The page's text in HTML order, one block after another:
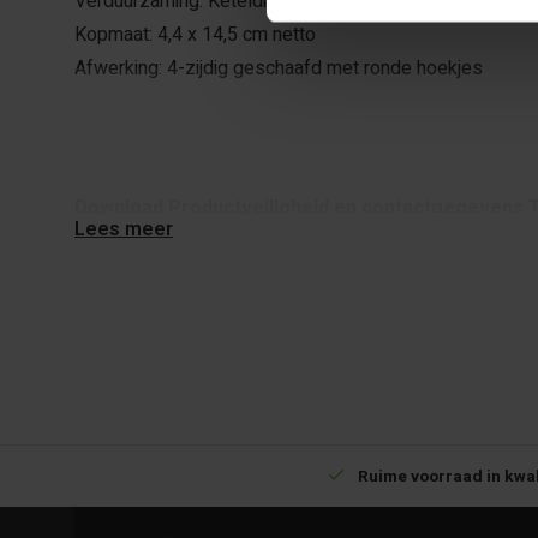
Kopmaat: 4,4 x 14,5 cm netto
Afwerking: 4-zijdig geschaafd met ronde hoekjes
Lees meer
Ruime voorraad in